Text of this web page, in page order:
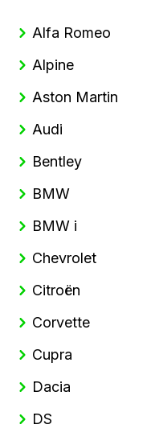
Alfa Romeo
Alpine
Aston Martin
Audi
Bentley
BMW
BMW i
Chevrolet
Citroën
Corvette
Cupra
Dacia
DS